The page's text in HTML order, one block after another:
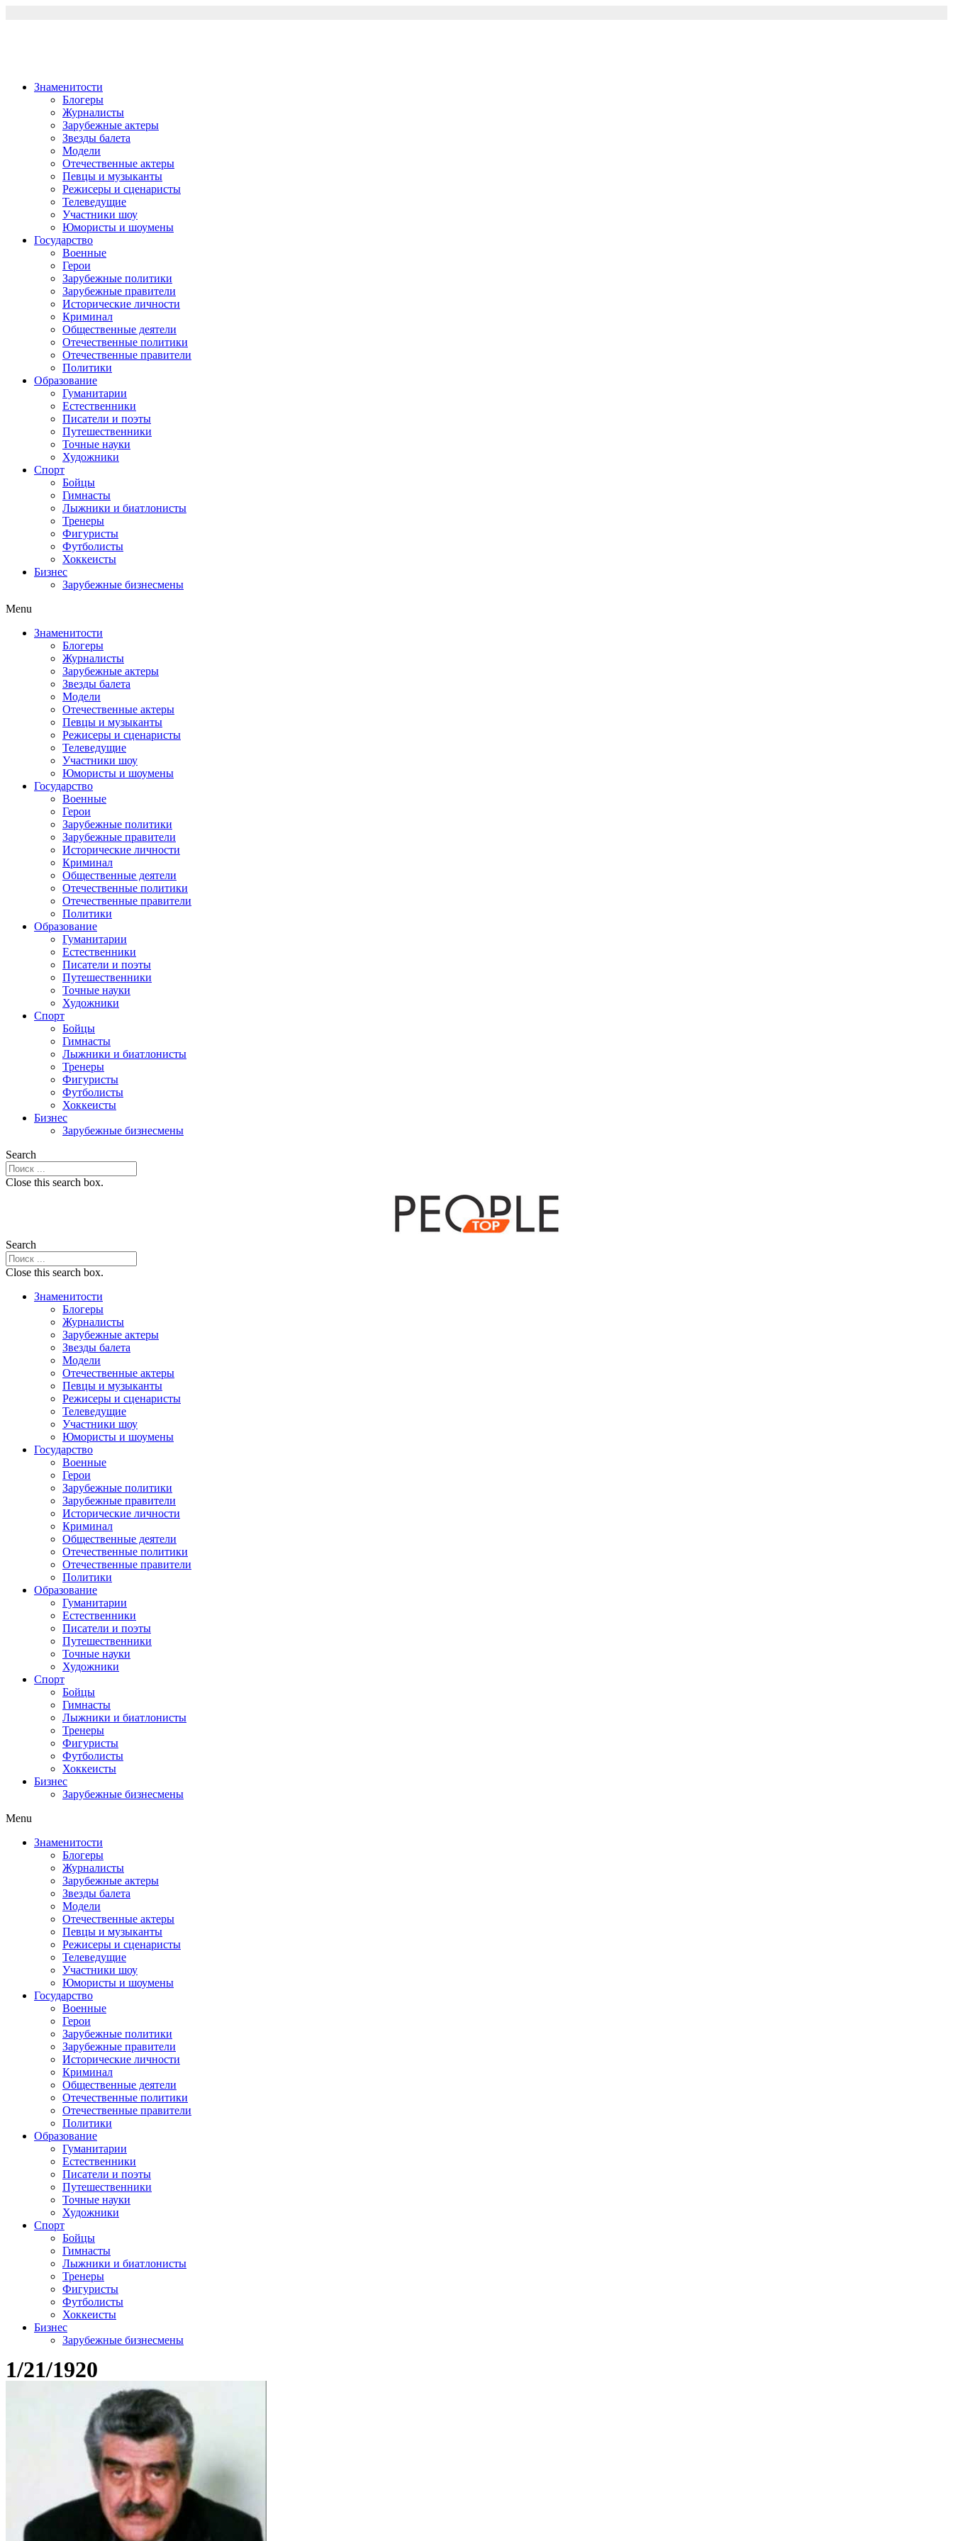
Знаменитости
Блогеры
Журналисты
Зарубежные актеры
Звезды балета
Модели
Отечественные актеры
Певцы и музыканты
Режисеры и сценаристы
Телеведущие
Участники шоу
Юмористы и шоумены
Государство
Военные
Герои
Зарубежные политики
Зарубежные правители
Исторические личности
Криминал
Общественные деятели
Отечественные политики
Отечественные правители
Политики
Образование
Гуманитарии
Естественники
Писатели и поэты
Путешественники
Точные науки
Художники
Спорт
Бойцы
Гимнасты
Лыжники и биатлонисты
Тренеры
Фигуристы
Футболисты
Хоккеисты
Бизнес
Зарубежные бизнесмены
Menu
Знаменитости
Блогеры
Журналисты
Зарубежные актеры
Звезды балета
Модели
Отечественные актеры
Певцы и музыканты
Режисеры и сценаристы
Телеведущие
Участники шоу
Юмористы и шоумены
Государство
Военные
Герои
Зарубежные политики
Зарубежные правители
Исторические личности
Криминал
Общественные деятели
Отечественные политики
Отечественные правители
Политики
Образование
Гуманитарии
Естественники
Писатели и поэты
Путешественники
Точные науки
Художники
Спорт
Бойцы
Гимнасты
Лыжники и биатлонисты
Тренеры
Фигуристы
Футболисты
Хоккеисты
Бизнес
Зарубежные бизнесмены
Search
Close this search box.
Search
Close this search box.
Знаменитости
Блогеры
Журналисты
Зарубежные актеры
Звезды балета
Модели
Отечественные актеры
Певцы и музыканты
Режисеры и сценаристы
Телеведущие
Участники шоу
Юмористы и шоумены
Государство
Военные
Герои
Зарубежные политики
Зарубежные правители
Исторические личности
Криминал
Общественные деятели
Отечественные политики
Отечественные правители
Политики
Образование
Гуманитарии
Естественники
Писатели и поэты
Путешественники
Точные науки
Художники
Спорт
Бойцы
Гимнасты
Лыжники и биатлонисты
Тренеры
Фигуристы
Футболисты
Хоккеисты
Бизнес
Зарубежные бизнесмены
Menu
Знаменитости
Блогеры
Журналисты
Зарубежные актеры
Звезды балета
Модели
Отечественные актеры
Певцы и музыканты
Режисеры и сценаристы
Телеведущие
Участники шоу
Юмористы и шоумены
Государство
Военные
Герои
Зарубежные политики
Зарубежные правители
Исторические личности
Криминал
Общественные деятели
Отечественные политики
Отечественные правители
Политики
Образование
Гуманитарии
Естественники
Писатели и поэты
Путешественники
Точные науки
Художники
Спорт
Бойцы
Гимнасты
Лыжники и биатлонисты
Тренеры
Фигуристы
Футболисты
Хоккеисты
Бизнес
Зарубежные бизнесмены
1/21/1920